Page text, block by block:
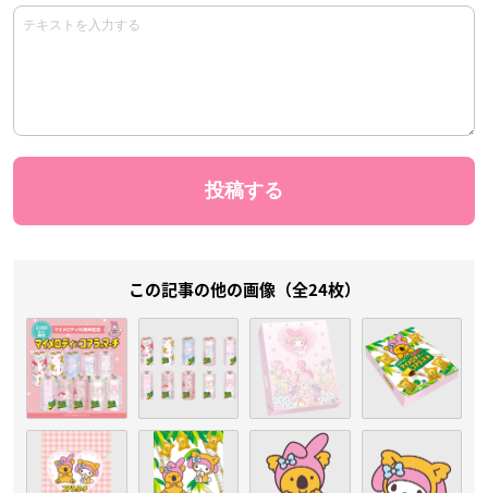
この記事の他の画像（全24枚）